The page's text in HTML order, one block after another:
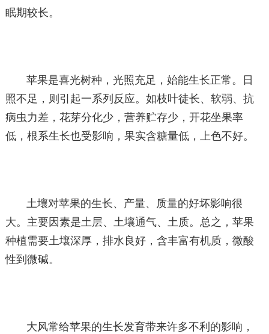
眠期较长。
苹果是喜光树种，光照充足，始能生长正常。日
照不足，则引起一系列反应。如枝叶徒长、软弱、抗
病虫力差，花芽分化少，营养贮存少，开花坐果率
低，根系生长也受影响，果实含糖量低，上色不好。
土壤对苹果的生长、产量、质量的好坏影响很
大。主要因素是土层、土壤通气、土质。总之，苹果
种植需要土壤深厚，排水良好，含丰富有机质，微酸
性到微碱。
大风常给苹果的生长发育带来许多不利的影响，